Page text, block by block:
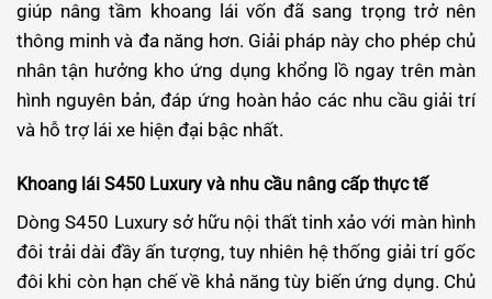
giúp nâng tầm khoang lái vốn đã sang trọng trở nên
thông minh và đa năng hơn. Giải pháp này cho phép chủ
nhân tận hưởng kho ứng dụng khổng lồ ngay trên màn
hình nguyên bản, đáp ứng hoàn hảo các nhu cầu giải trí
và hỗ trợ lái xe hiện đại bậc nhất.
Khoang lái S450 Luxury và nhu cầu nâng cấp thực tế
Dòng S450 Luxury sở hữu nội thất tinh xảo với màn hình
đôi trải dài đầy ấn tượng, tuy nhiên hệ thống giải trí gốc
đôi khi còn hạn chế về khả năng tùy biến ứng dụng. Chủ